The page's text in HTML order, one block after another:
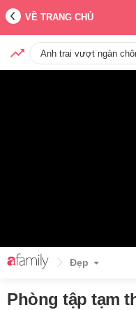
VỀ TRANG CHỦ
Anh trai vượt ngàn
Đẹp
Phòng tập tạm